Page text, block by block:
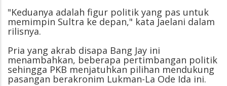
"Keduanya adalah figur politik yang pas untuk
memimpin Sultra ke depan," kata Jaelani dalam
rilisnya.
Pria yang akrab disapa Bang Jay ini
menambahkan, beberapa pertimbangan politik
sehingga PKB menjatuhkan pilihan mendukung
pasangan berakronim Lukman-La Ode Ida ini.